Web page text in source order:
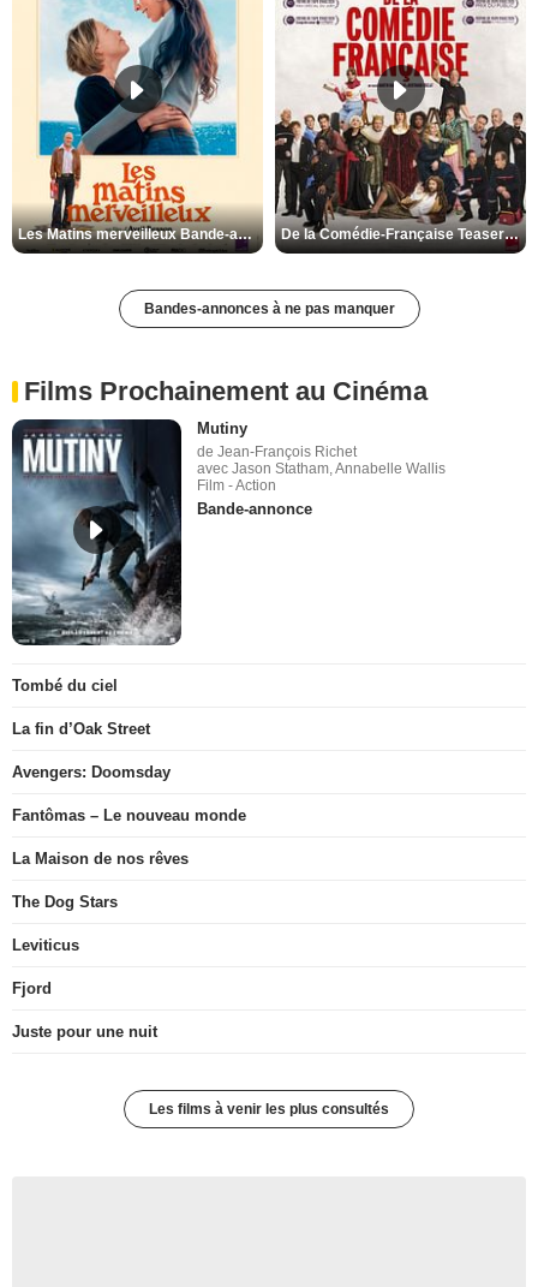
Les Matins merveilleux Bande-annonce VF De la Comédie-Française Teaser VF
Bandes-annonces à ne pas manquer
Films Prochainement au Cinéma
Mutiny
de Jean-François Richet
avec Jason Statham, Annabelle Wallis
Film - Action
Bande-annonce
Tombé du ciel
La fin d’Oak Street
Avengers: Doomsday
Fantômas – Le nouveau monde
La Maison de nos rêves
The Dog Stars
Leviticus
Fjord
Juste pour une nuit
Les films à venir les plus consultés